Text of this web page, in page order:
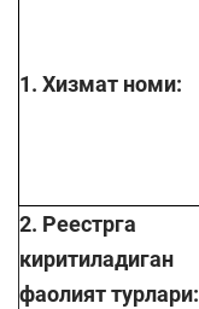
1. Хизмат номи:
2. Реестрга
киритиладиган
фаолият турлари: